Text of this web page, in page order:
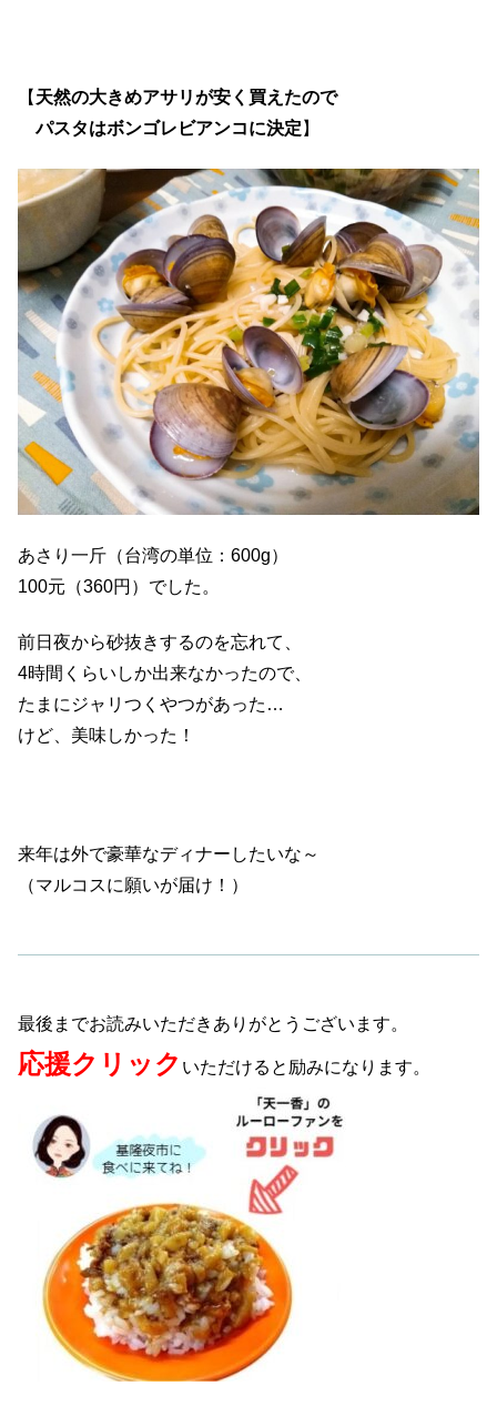
【 天然の大きめアサリが安く買えたので
パスタはボンゴレビアンコに決定 】
あさり一斤（台湾の単位：600g）
100元（360円）でした。
前日夜から砂抜きするのを忘れて、
4時間くらいしか出来なかったので、
たまにジャリつくやつがあった…
けど、美味しかった！
来年は外で豪華なディナーしたいな～
（マルコスに願いが届け！）
最後までお読みいただきありがとうございます。
応援クリック いただけると励みになります。